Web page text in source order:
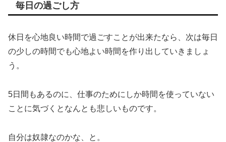
毎日の過ごし方
休日を心地良い時間で過ごすことが出来たなら、次は毎日
の少しの時間でも心地よい時間を作り出していきましょ
う。
5日間もあるのに、仕事のためにしか時間を使っていない
ことに気づくとなんとも悲しいものです。
自分は奴隷なのかな、と。